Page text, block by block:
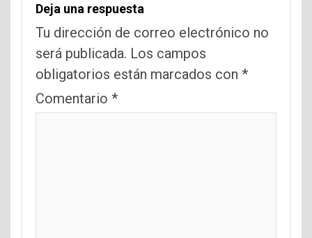
Deja una respuesta
Tu dirección de correo electrónico no
será publicada. Los campos
obligatorios están marcados con *
Comentario *